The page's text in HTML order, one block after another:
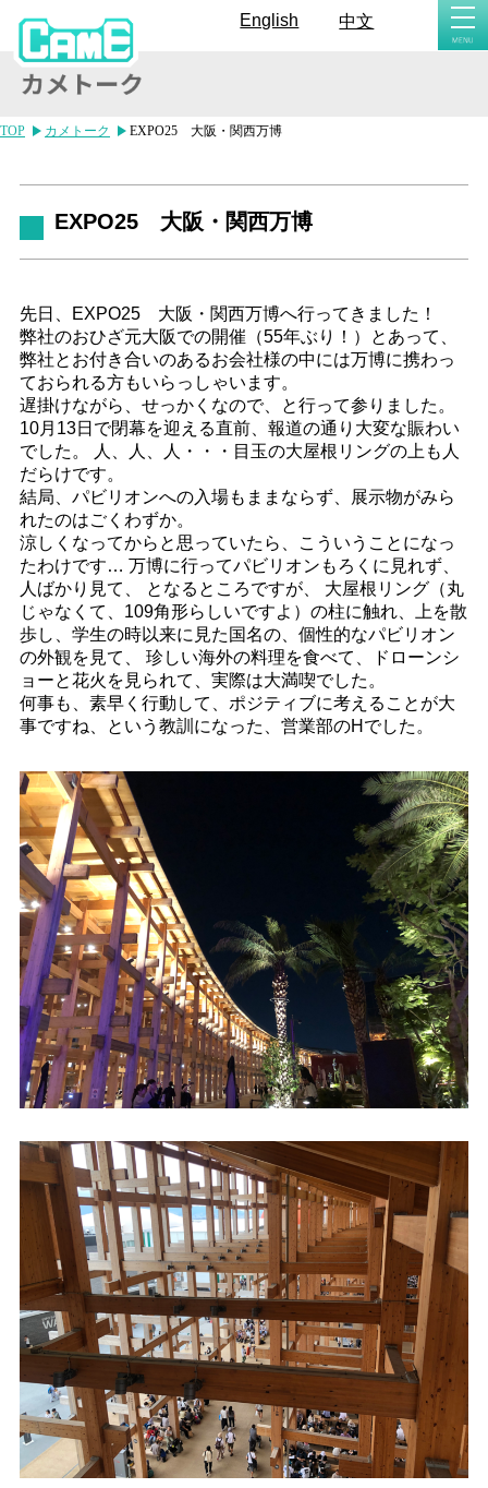
中文
English
TOP カメトーク EXPO25 大阪・関西万博
EXPO25 大阪・関西万博
先日、EXPO25 大阪・関西万博へ行ってきました！
弊社のおひざ元大阪での開催（55年ぶり！）とあって、
弊社とお付き合いのあるお会社様の中には万博に携わっ
ておられる方もいらっしゃいます。
遅掛けながら、せっかくなので、と行って参りました。
10月13日で閉幕を迎える直前、報道の通り大変な賑わい
でした。 人、人、人・・・目玉の大屋根リングの上も人
だらけです。
結局、パビリオンへの入場もままならず、展示物がみら
れたのはごくわずか。
涼しくなってからと思っていたら、こういうことになっ
たわけです… 万博に行ってパビリオンもろくに見れず、
人ばかり見て、 となるところですが、 大屋根リング（丸
じゃなくて、109角形らしいですよ）の柱に触れ、上を散
歩し、学生の時以来に見た国名の、個性的なパビリオン
の外観を見て、 珍しい海外の料理を食べて、ドローンシ
ョーと花火を見られて、実際は大満喫でした。
何事も、素早く行動して、ポジティブに考えることが大
事ですね、という教訓になった、営業部のHでした。